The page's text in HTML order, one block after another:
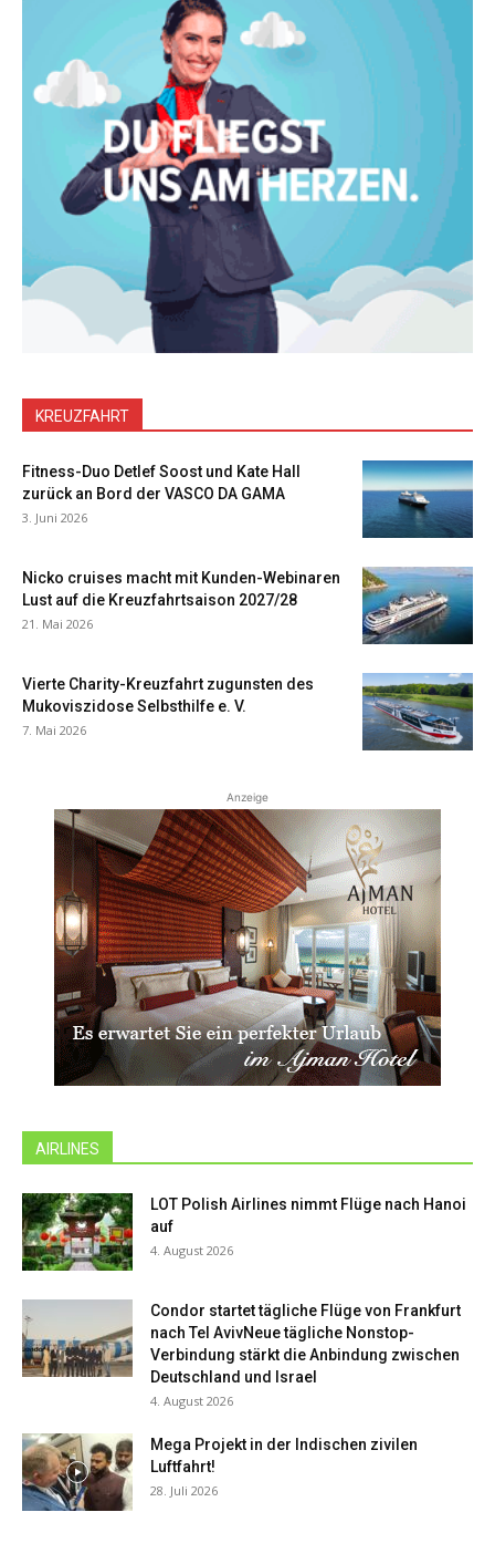
KREUZFAHRT
Fitness-Duo Detlef Soost und Kate Hall
zurück an Bord der VASCO DA GAMA
3. Juni 2026
Nicko cruises macht mit Kunden-Webinaren
Lust auf die Kreuzfahrtsaison 2027/28
21. Mai 2026
Vierte Charity-Kreuzfahrt zugunsten des
Mukoviszidose Selbsthilfe e. V.
7. Mai 2026
Anzeige
AIRLINES
LOT Polish Airlines nimmt Flüge nach Hanoi
auf
4. August 2026
Condor startet tägliche Flüge von Frankfurt
nach Tel AvivNeue tägliche Nonstop-
Verbindung stärkt die Anbindung zwischen
Deutschland und Israel
4. August 2026
Mega Projekt in der Indischen zivilen
Luftfahrt!
28. Juli 2026